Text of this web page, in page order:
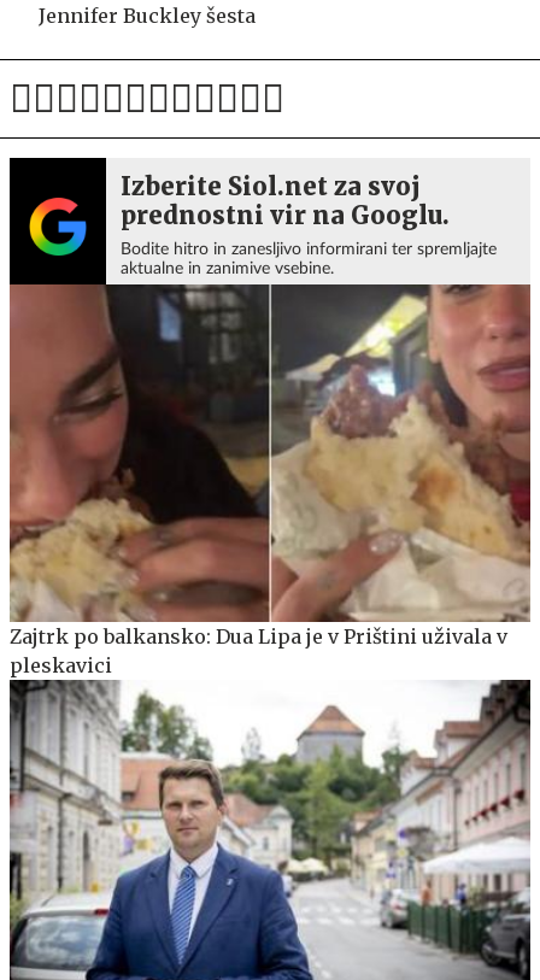
Jennifer Buckley šesta
Izberite Siol.net za svoj
prednostni vir na Googlu.
Bodite hitro in zanesljivo informirani ter spremljajte
aktualne in zanimive vsebine.
Zajtrk po balkansko: Dua Lipa je v Prištini uživala v
pleskavici